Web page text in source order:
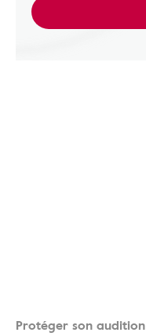
Protéger son audition